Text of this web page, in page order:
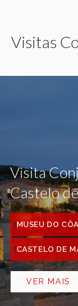
Visitas
Visita
Castelo
MUSEU DO CÔA
CASTELO DE
VER MAIS